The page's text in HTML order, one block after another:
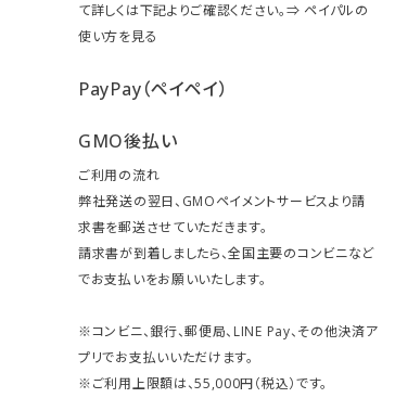
て詳しくは下記よりご確認ください。⇒ ペイパルの
使い方を見る
PayPay（ペイペイ）
GMO後払い
ご利用の流れ
弊社発送の翌日、GMOペイメントサービスより請
求書を郵送させていただきます。
請求書が到着しましたら、全国主要のコンビニなど
でお支払いをお願いいたします。
※コンビニ、銀行、郵便局、LINE Pay、その他決済ア
プリでお支払いいただけます。
※ご利用上限額は、55,000円（税込）です。